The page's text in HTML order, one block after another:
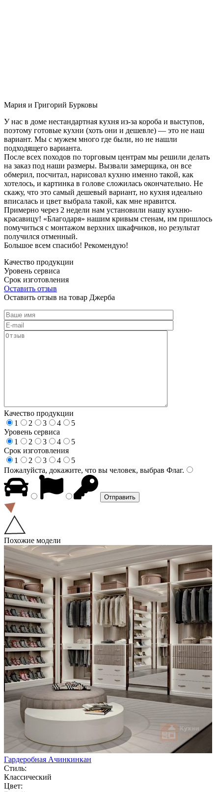
Мария и Григорий Бурковы
У нас в доме нестандартная кухня из-за короба и выступов,
поэтому готовые кухни (хоть они и дешевле) — это не наш
вариант. Мы с мужем много где были, но не нашли
подходящего варианта.
После всех походов по торговым центрам мы решили делать
на заказ под наши размеры. Вызвали замерщика, он все
обмерил, посчитал, нарисовал кухню именно такой, как
хотелось, и картинка в голове сложилась окончательно. Не
скажу, что это самый дешевый вариант, но кухня идеально
вписалась и цвет выбрала такой, как мне нравится.
Примерно через 2 недели нам установили нашу кухню-
красавицу! «Благодаря» нашим кривым стенам, им пришлось
помучиться с монтажом верхних шкафчиков, но результат
получился отменный.
Большое всем спасибо! Рекомендую!
Качество продукции
Уровень сервиса
Срок изготовления
Оставить отзыв
Оставить отзыв на товар Джерба
Качество продукции
1
2 3 4
5
Уровень сервиса
1
2 3 4
5
Срок изготовления
1
2 3 4
5
Пожалуйста, докажите, что вы человек, выбрав Флаг.
Похожие модели
Гардеробная Ачинкинкан
Стиль:
Классический
Цвет: